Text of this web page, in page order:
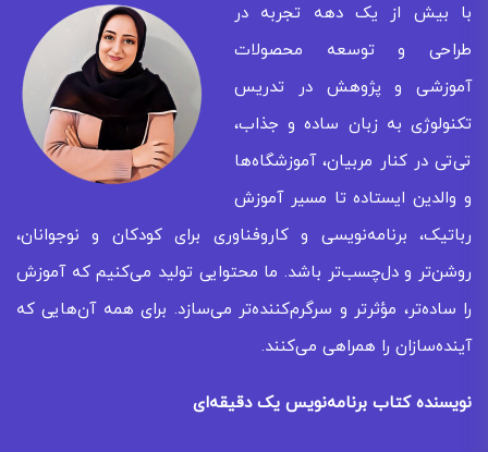
با بیش از یک دهه تجربه در
طراحی و توسعه محصولات
آموزشی و پژوهش در تدریس
تکنولوژی به زبان ساده و جذاب،
تی‌تی در کنار مربیان، آموزشگاه‌ها
و والدین ایستاده تا مسیر آموزش
رباتیک، برنامه‌نویسی و کاروفناوری برای کودکان و نوجوانان،
روشن‌تر و دل‌چسب‌تر باشد. ما محتوایی تولید می‌کنیم که آموزش
را ساده‌تر، مؤثرتر و سرگرم‌کننده‌تر می‌سازد. برای همه‌ آن‌هایی که
آینده‌سازان را همراهی می‌کنند.
نویسنده کتاب برنامه‌نویس یک دقیقه‌ای